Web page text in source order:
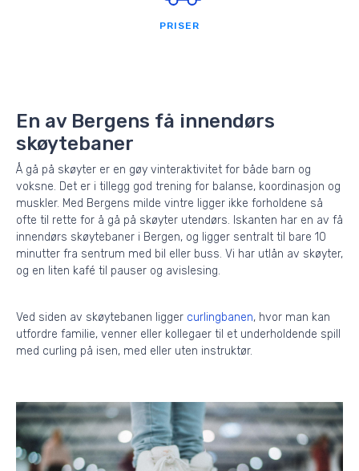
PRISER
En av Bergens få innendørs
skøytebaner
Å gå på skøyter er en gøy vinteraktivitet for både barn og
voksne. Det er i tillegg god trening for balanse, koordinasjon og
muskler. Med Bergens milde vintre ligger ikke forholdene så
ofte til rette for å gå på skøyter utendørs. Iskanten har en av få
innendørs skøytebaner i Bergen, og ligger sentralt til bare 10
minutter fra sentrum med bil eller buss. Vi har utlån av skøyter,
og en liten kafé til pauser og avislesing.
Ved siden av skøytebanen ligger curlingbanen, hvor man kan
utfordre familie, venner eller kollegaer til et underholdende spill
med curling på isen, med eller uten instruktør.